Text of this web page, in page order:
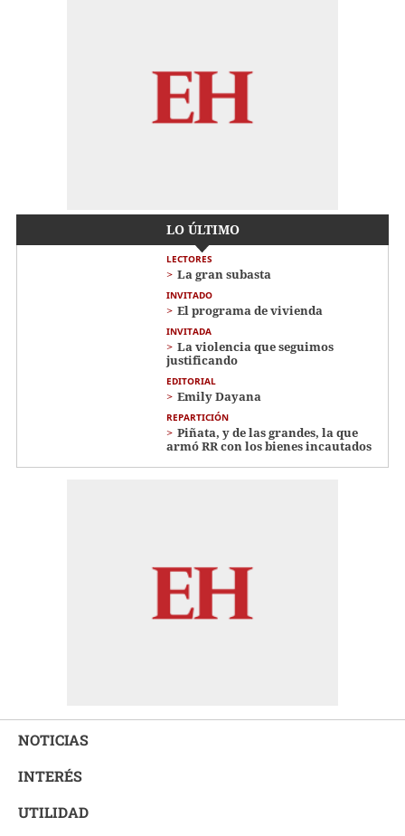
LO ÚLTIMO
LECTORES
La gran subasta
INVITADO
El programa de vivienda
INVITADA
La violencia que seguimos
justificando
EDITORIAL
Emily Dayana
REPARTICIÓN
Piñata, y de las grandes, la que
armó RR con los bienes incautados
NOTICIAS
INTERÉS
UTILIDAD